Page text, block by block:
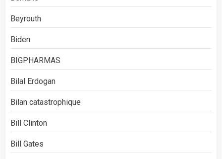
Beyrouth
Biden
BIGPHARMAS
Bilal Erdogan
Bilan catastrophique
Bill Clinton
Bill Gates